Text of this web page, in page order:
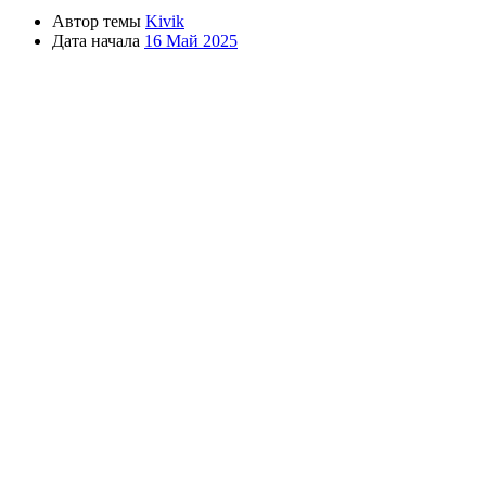
Автор темы Kivik
Дата начала 16 Май 2025